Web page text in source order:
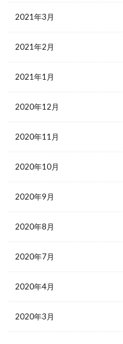
2021年3月
2021年2月
2021年1月
2020年12月
2020年11月
2020年10月
2020年9月
2020年8月
2020年7月
2020年4月
2020年3月